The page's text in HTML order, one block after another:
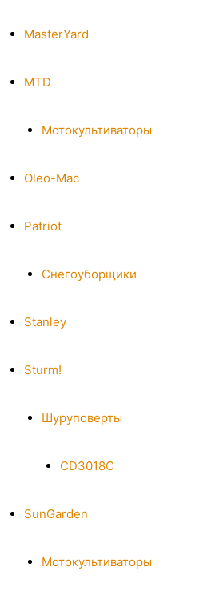
MasterYard
MTD
Мотокультиваторы
Oleo-Mac
Patriot
Снегоуборщики
Stanley
Sturm!
Шуруповерты
CD3018C
SunGarden
Мотокультиваторы